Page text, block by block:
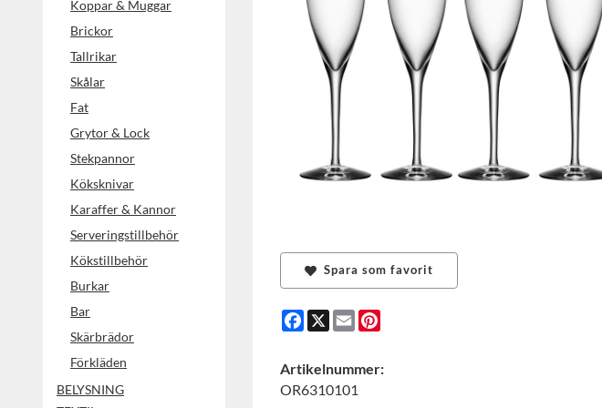
Koppar & Muggar
Brickor
Tallrikar
Skålar
Fat
Grytor & Lock
Stekpannor
Köksknivar
Karaffer & Kannor
Serveringstillbehör
Kökstillbehör
Burkar
Bar
Skärbrädor
Förkläden
BELYSNING
Spara som favorit
Facebook
X Email
Artikelnummer:
OR6310101